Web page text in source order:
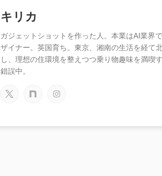
キリカ
ガジェットショットを作った人。本業はAI業界
ザイナー。英国育ち。東京、湘南の生活を経て
し、理想の住環境を整えつつ乗り物趣味を満喫
錯誤中。